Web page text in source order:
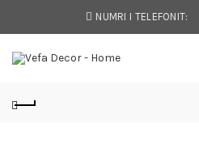
NUMRI I TELEFONIT: